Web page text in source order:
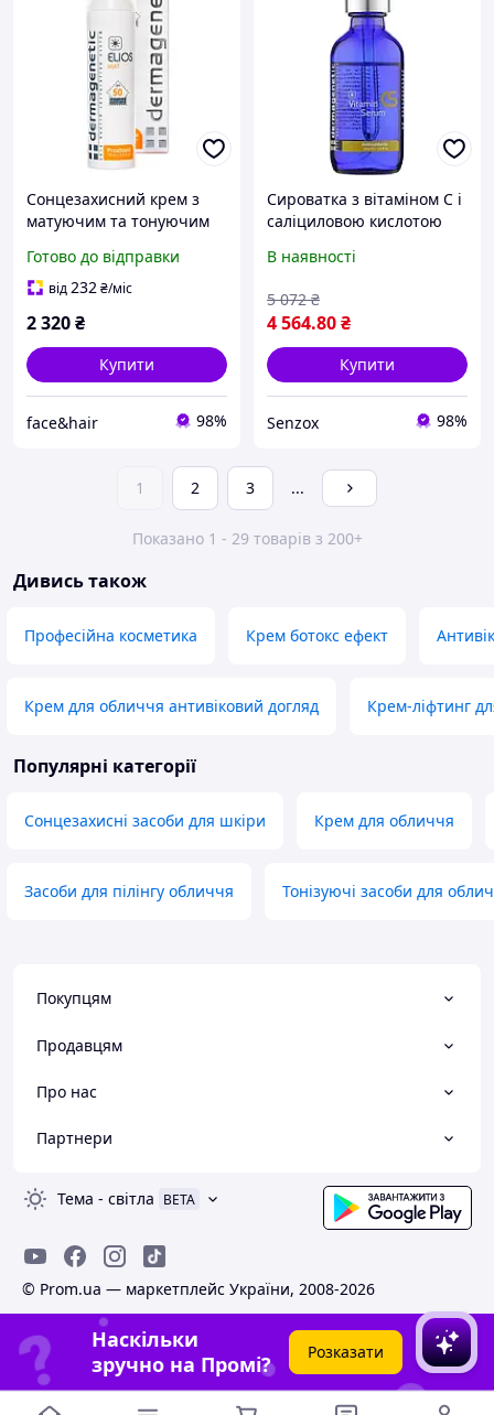
Сонцезахисний крем з
матуючим та тонуючим
Elios MAT SPF 50 3in1 75
мл
Готово до відправки
від232₴/міс
2 320₴
Купити
face&hair 98%
Сироватка з вітаміном C і
саліциловою кислотою
Antioxidants Vitamin CS
В наявності
4 564.80₴
5 072 ₴
Купити
Senzox 98%
1 2 3 ...
Показано 1 - 29 товарів з 200+
Дивись також
Професійна косметика Крем ботокс ефект
Крем для обличчя антивіковий догляд Крем-ліфтинг
Популярні категорії
Сонцезахисні засоби для шкіри Крем для обличчя
Засоби для пілінгу обличчя Тонізуючі засоби для
Покупцям
Продавцям
Про нас
Партнери
Тема - світла BETA
© Prom.ua — маркетплейс України, 2008-2026
Наскільки
зручно на Промі?
Розказати